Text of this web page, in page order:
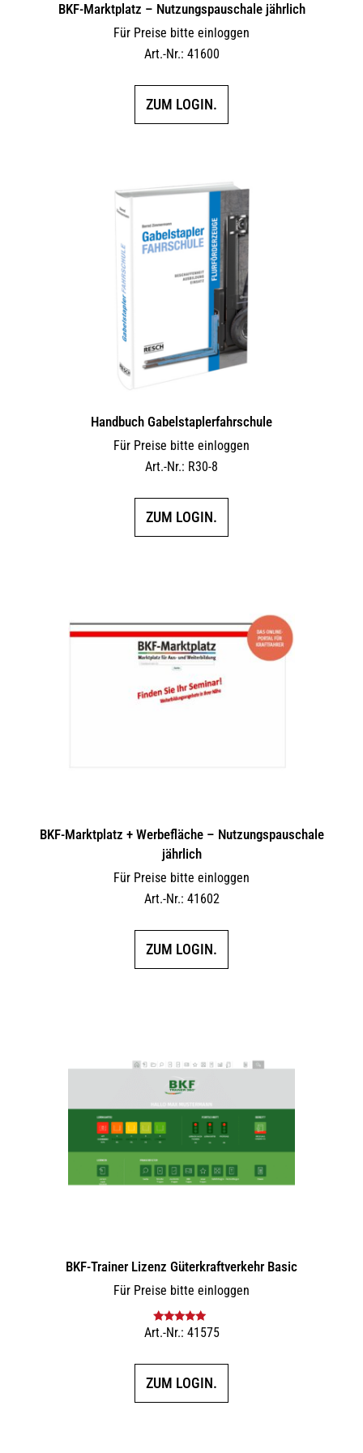
BKF-Marktplatz – Nutzungspauschale jährlich
Für Preise bitte einloggen
Art.-Nr.: 41600
ZUM LOGIN.
Handbuch Gabelstaplerfahrschule
Für Preise bitte einloggen
Art.-Nr.: R30-8
ZUM LOGIN.
BKF-Marktplatz + Werbefläche – Nutzungspauschale
jährlich
Für Preise bitte einloggen
Art.-Nr.: 41602
ZUM LOGIN.
BKF-Trainer Lizenz Güterkraftverkehr Basic
Für Preise bitte einloggen
Bewertet mit
Art.-Nr.: 41575
ZUM LOGIN.